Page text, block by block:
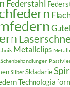
Federstahl
Metallclips
Silber Składanie
Technologia